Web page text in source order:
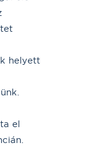
helyett
el